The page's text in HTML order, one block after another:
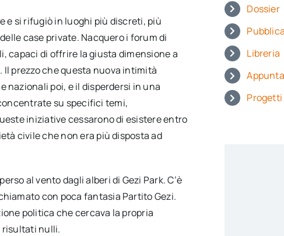
e si rifugiò in luoghi più discreti, più
case private. Nacquero i forum di
capaci di offrire la giusta dimensione a
prezzo che questa nuova intimità
nazionali poi, e il disperdersi in una
su specifici temi,
iniziative cessarono di esistere entro
civile che non era più disposta ad
al vento dagli alberi di Gezi Park. C’è
con poca fantasia Partito Gezi.
politica che cercava la propria
risultati nulli.
Dossier
Libreria
Progetti